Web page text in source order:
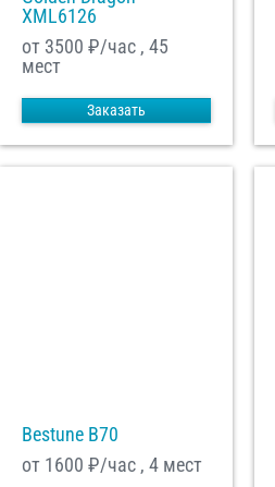
XML6126
от 3500 ₽/час , 45
мест
Заказать
Bestune B70
от 1600 ₽/час , 4 мест